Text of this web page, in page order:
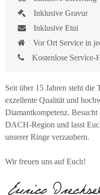
Inklusive Gravur
Inklusive Etui
Vor Ort Service in
Kostenlose Service-
Seit über 15 Jahren steht
exzellente Qualität und
Diamantkompetenz.
DACH-Region und lasst
unserer Ringe verzaubern.
Wir freuen uns auf Euch!